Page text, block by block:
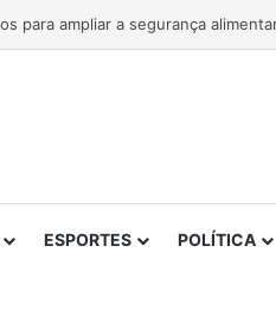
ESPORTES POLÍTICA